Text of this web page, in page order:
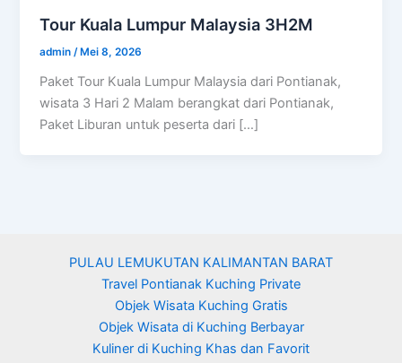
Tour Kuala Lumpur Malaysia 3H2M
admin/ Mei 8, 2026
Paket Tour Kuala Lumpur Malaysia dari Pontianak,
wisata 3 Hari 2 Malam berangkat dari Pontianak,
Paket Liburan untuk peserta dari […]
PULAU LEMUKUTAN KALIMANTAN BARAT
Travel Pontianak Kuching Private
Objek Wisata Kuching Gratis
Objek Wisata di Kuching Berbayar
Kuliner di Kuching Khas dan Favorit